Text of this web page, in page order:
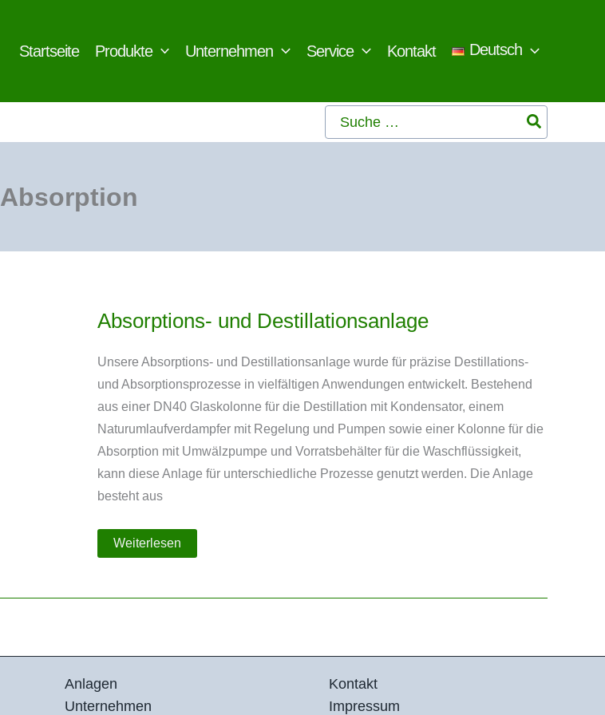
Startseite Produkte Unternehmen Service Kontakt Deutsch
Search
for:
Absorption
Absorptions- und Destillationsanlage
Unsere Absorptions- und Destillationsanlage wurde für präzise Destillations-
und Absorptionsprozesse in vielfältigen Anwendungen entwickelt. Bestehend
aus einer DN40 Glaskolonne für die Destillation mit Kondensator, einem
Naturumlaufverdampfer mit Regelung und Pumpen sowie einer Kolonne für die
Absorption mit Umwälzpumpe und Vorratsbehälter für die Waschflüssigkeit,
kann diese Anlage für unterschiedliche Prozesse genutzt werden. Die Anlage
besteht aus
Absorptions-
und
Weiterlesen
Anlagen
Unternehmen
Kontakt
Impressum